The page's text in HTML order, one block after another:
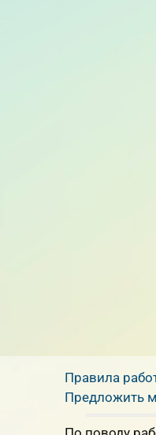
Правила
Предложить